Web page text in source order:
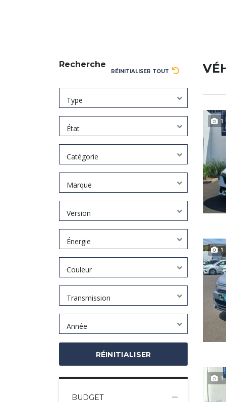
Recherche
RÉINITIALISER TOUT
Type
État
Catégorie
Marque
Version
Énergie
Couleur
Transmission
Année
RÉINITIALISER
BUDGET
1
1
1